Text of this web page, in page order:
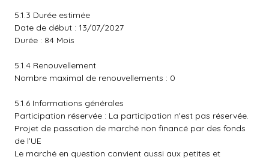
5.1.3 Durée estimée
Date de début : 13/07/2027
Durée : 84 Mois
5.1.4 Renouvellement
Nombre maximal de renouvellements : 0
5.1.6 Informations générales
Participation réservée : La participation n'est pas réservée.
Projet de passation de marché non financé par des fonds
de l'UE
Le marché en question convient aussi aux petites et